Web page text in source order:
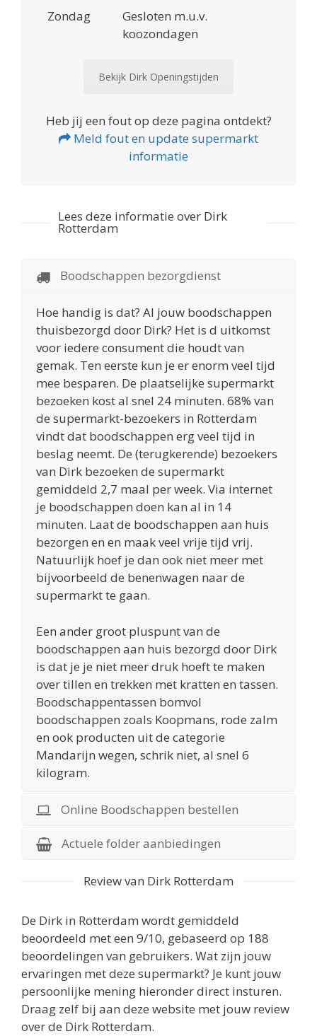
Zondag
Gesloten m.u.v.
koozondagen
Bekijk Dirk Openingstijden
Heb jij een fout op deze pagina ontdekt?
Meld fout en update supermarkt
informatie
Lees deze informatie over Dirk
Rotterdam
Boodschappen bezorgdienst
Hoe handig is dat? Al jouw boodschappen
thuisbezorgd door Dirk? Het is d uitkomst
voor iedere consument die houdt van
gemak. Ten eerste kun je er enorm veel tijd
mee besparen. De plaatselijke supermarkt
bezoeken kost al snel 24 minuten. 68% van
de supermarkt-bezoekers in Rotterdam
vindt dat boodschappen erg veel tijd in
beslag neemt. De (terugkerende) bezoekers
van Dirk bezoeken de supermarkt
gemiddeld 2,7 maal per week. Via internet
je boodschappen doen kan al in 14
minuten. Laat de boodschappen aan huis
bezorgen en en maak veel vrije tijd vrij.
Natuurlijk hoef je dan ook niet meer met
bijvoorbeeld de benenwagen naar de
supermarkt te gaan.
Een ander groot pluspunt van de
boodschappen aan huis bezorgd door Dirk
is dat je je niet meer druk hoeft te maken
over tillen en trekken met kratten en tassen.
Boodschappentassen bomvol
boodschappen zoals Koopmans, rode zalm
en ook producten uit de categorie
Mandarijn wegen, schrik niet, al snel 6
kilogram.
Online Boodschappen bestellen
Actuele folder aanbiedingen
Review van Dirk Rotterdam
De Dirk in Rotterdam wordt gemiddeld
beoordeeld met een 9/10, gebaseerd op 188
beoordelingen van gebruikers. Wat zijn jouw
ervaringen met deze supermarkt? Je kunt jouw
persoonlijke mening hieronder direct insturen.
Draag zelf bij aan deze website met jouw review
over de Dirk Rotterdam.